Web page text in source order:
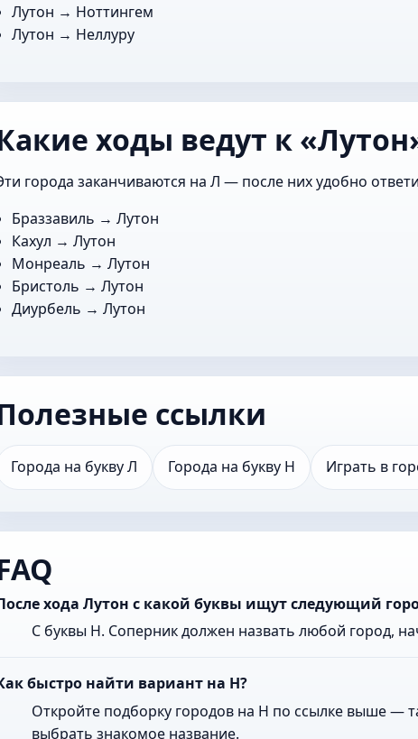
Лутон → Ноттингем
Лутон → Неллуру
ходы ведут к
города заканчиваются на Л — после них удобно
Браззавиль → Лутон
Кахул → Лутон
Монреаль → Лутон
Бристоль → Лутон
Диурбель → Лутон
ссылки
Города на букву Л Города на букву Н Играть в
хода Лутон с какой буквы ищут следующий
С буквы Н. Соперник должен назвать любой город,
быстро найти вариант на Н?
Откройте подборку городов на Н по ссылке выше —
выбрать знакомое название.